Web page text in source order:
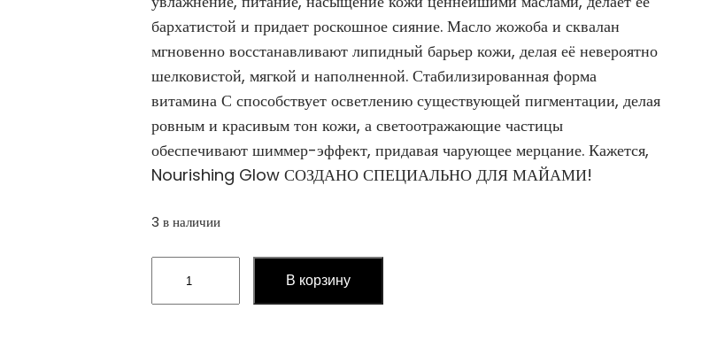
бархатистой и придает роскошное сияние. Масло жожоба и сквалан
мгновенно восстанавливают липидный барьер кожи, делая её невероятно
шелковистой, мягкой и наполненной. Стабилизированная форма
витамина С способствует осветлению существующей пигментации, делая
ровным и красивым тон кожи, а светоотражающие частицы
обеспечивают шиммер-эффект, придавая чарующее мерцание. Кажется,
Nourishing Glow СОЗДАНО СПЕЦИАЛЬНО ДЛЯ МАЙАМИ!
3 в наличии
товара
SHIMMERING
В корзину